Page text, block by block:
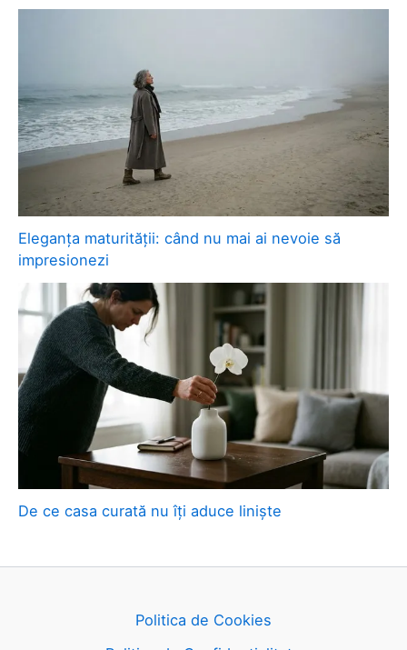
Eleganța maturității: când nu mai ai nevoie să
impresionezi
De ce casa curată nu îți aduce liniște
Politica de Cookies